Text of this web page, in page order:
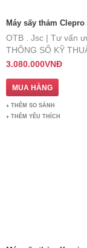
Máy sấy thảm Clepro
OTB . Jsc | Tư vấn
THÔNG SỐ KỸ
3.080.000VNĐ
THÊM SO SÁNH
THÊM YÊU THÍCH